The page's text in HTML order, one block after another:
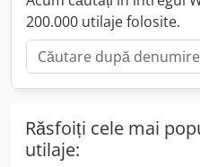
200.000 utilaje folosite.
Răsfoiți cele mai
utilaje: